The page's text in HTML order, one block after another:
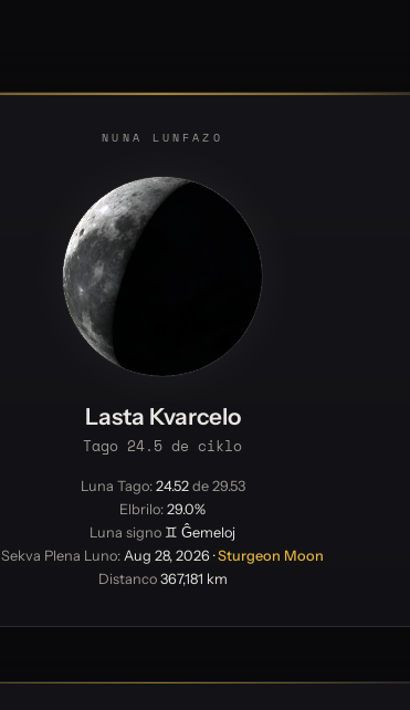
NUNA LUNFAZO
Lasta Kvarcelo
Tago 24.5 de ciklo
Luna Tago: 24.52de 29.53
Elbrilo: 29.0%
Luna signo ♊ Ĝemeloj
Sekva Plena Luno: Aug 28, 2026 ·Sturgeon Moon
Distanco 367,181 km